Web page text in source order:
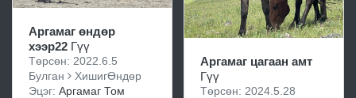
Аргамаг өндөр
хээр22 Гүү
Төрсөн: 2022.6.5
Булган
ХишигӨндөр
Эцэг: Аргамаг Том
Аргамаг цагаан амт
Гүү
Төрсөн: 2024.5.28